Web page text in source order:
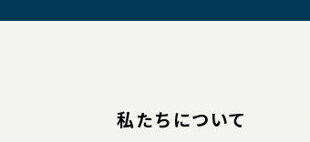
私たちについて